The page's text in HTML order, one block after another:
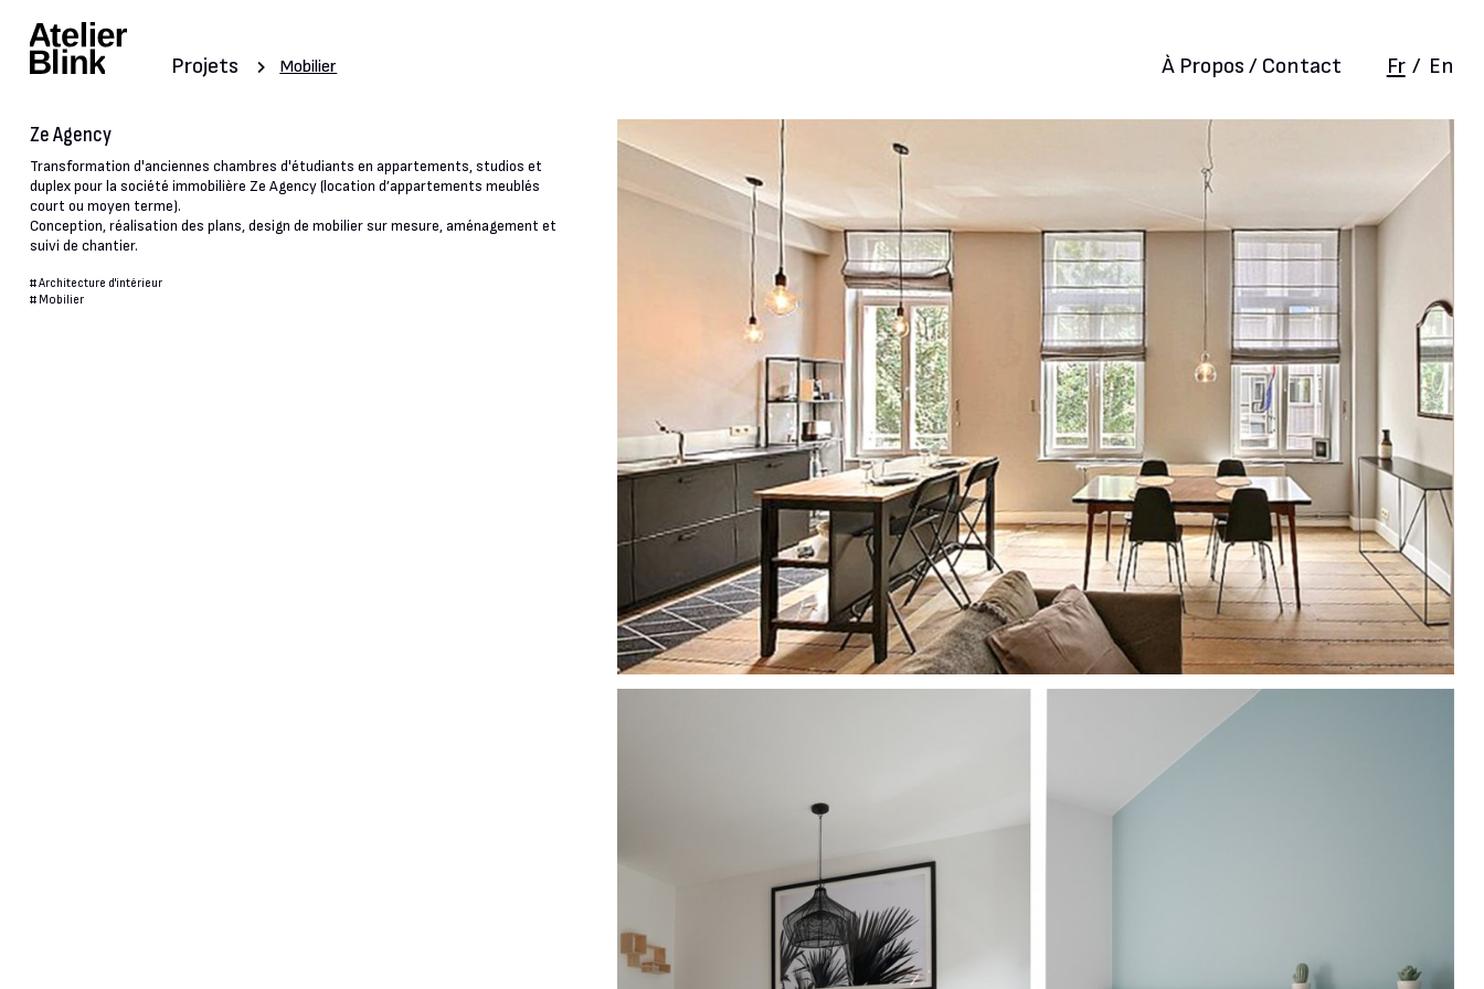
Projets Mobilier À Propos / Contact Fr / En
Ze Agency
Transformation d'anciennes chambres d'étudiants en appartements, studios et
duplex pour la société immobilière Ze Agency (location d’appartements meublés
court ou moyen terme).
Conception, réalisation des plans, design de mobilier sur mesure, aménagement et
suivi de chantier.
#Architecture d'intérieur
# Mobilier